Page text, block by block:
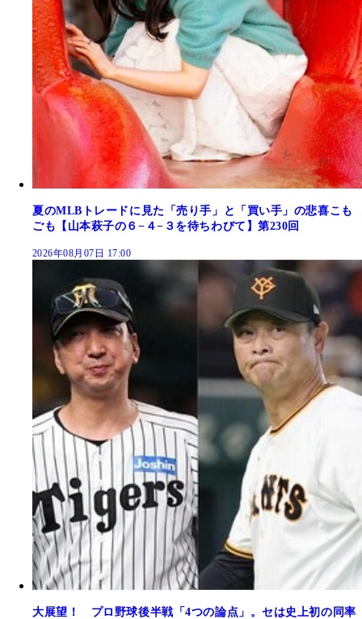
夏のMLBトレードに見た「売り手」と「買い手」の悲喜こも
ごも【山本萩子の６−４−３を待ちわびて】第230回
2026年08月07日 17:00
大展望！ プロ野球後半戦「4つの論点」。セは史上初の同率